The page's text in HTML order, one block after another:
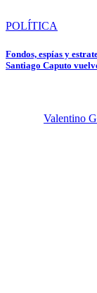
POLÍTICA
Fondos, espías y
Santiago Caputo
Valentino